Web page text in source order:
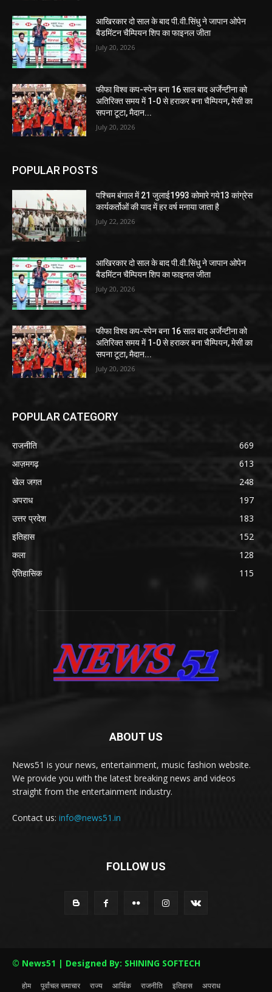
आखिरकार दो साल के बाद पी.वी.सिंधु ने जापान ओपेन
बैडमिंटन चैम्पियन शिप का फाइनल जीता
July 20, 2026
फीफा विश्व कप-स्पेन बना 16 साल बाद अर्जेन्टीना को
अतिरिक्त समय में 1-0 से हराकर बना चैम्पियन, मेसी का
सपना टूटा, मैदान...
July 20, 2026
POPULAR POSTS
पश्चिम बंगाल में 21 जुलाई1993 कोमारे गये13 कांग्रेस
कार्यकर्तोओं की याद में हर वर्ष मनाया जाता है
July 22, 2026
आखिरकार दो साल के बाद पी.वी.सिंधु ने जापान ओपेन
बैडमिंटन चैम्पियन शिप का फाइनल जीता
July 20, 2026
फीफा विश्व कप-स्पेन बना 16 साल बाद अर्जेन्टीना को
अतिरिक्त समय में 1-0 से हराकर बना चैम्पियन, मेसी का
सपना टूटा, मैदान...
July 20, 2026
POPULAR CATEGORY
राजनीति
669
आज़मगढ़
613
खेल जगत
248
अपराध
197
उत्तर प्रदेश
183
इतिहास
152
कला
128
ऐतिहासिक
115
ABOUT US
News51 is your news, entertainment, music fashion website.
We provide you with the latest breaking news and videos
straight from the entertainment industry.
Contact us: info@news51.in
FOLLOW US
© News51 | Designed By: SHINING SOFTECH
होम पूर्वांचल समाचार राज्य आर्थिक राजनीति इतिहास अपराध